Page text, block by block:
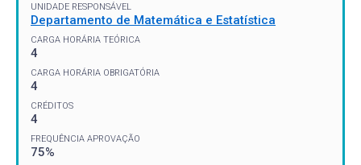
UNIDADE RESPONSÁVEL
Departamento de Matemática e Estatística
CARGA HORÁRIA TEÓRICA
4
CARGA HORÁRIA OBRIGATÓRIA
4
CRÉDITOS
4
FREQUÊNCIA APROVAÇÃO
75%